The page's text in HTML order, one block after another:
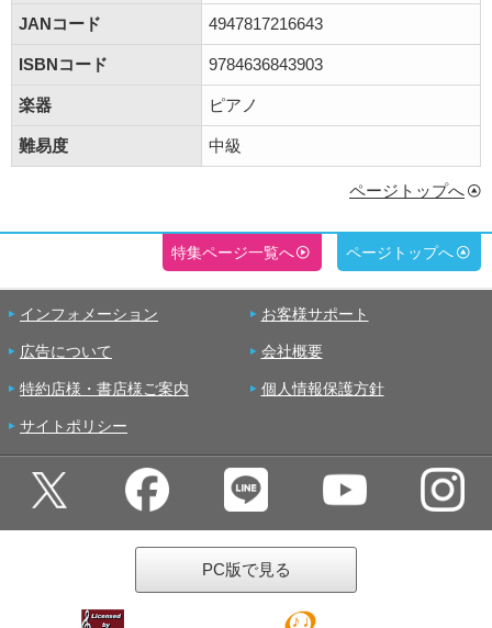
JANコード 4947817216643
ISBNコード 9784636843903
楽器 ピアノ
難易度 中級
ページトップへ
特集ページ一覧へ ページトップへ
インフォメーション お客様サポート
広告について 会社概要
特約店様・書店様ご案内 個人情報保護方針
サイトポリシー
PC版で見る